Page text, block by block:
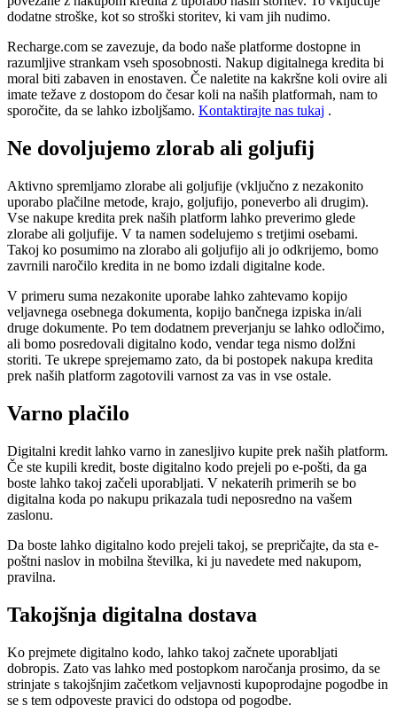
dodatne stroške, kot so stroški storitev, ki vam jih nudimo.
Recharge.com se zavezuje, da bodo naše platforme dostopne in
razumljive strankam vseh sposobnosti. Nakup digitalnega kredita bi
moral biti zabaven in enostaven. Če naletite na kakršne koli ovire ali
imate težave z dostopom do česar koli na naših platformah, nam to
sporočite, da se lahko izboljšamo. Kontaktirajte nas tukaj .
Ne dovoljujemo zlorab ali goljufij
Aktivno spremljamo zlorabe ali goljufije (vključno z nezakonito
uporabo plačilne metode, krajo, goljufijo, poneverbo ali drugim).
Vse nakupe kredita prek naših platform lahko preverimo glede
zlorabe ali goljufije. V ta namen sodelujemo s tretjimi osebami.
Takoj ko posumimo na zlorabo ali goljufijo ali jo odkrijemo, bomo
zavrnili naročilo kredita in ne bomo izdali digitalne kode.
V primeru suma nezakonite uporabe lahko zahtevamo kopijo
veljavnega osebnega dokumenta, kopijo bančnega izpiska in/ali
druge dokumente. Po tem dodatnem preverjanju se lahko odločimo,
ali bomo posredovali digitalno kodo, vendar tega nismo dolžni
storiti. Te ukrepe sprejemamo zato, da bi postopek nakupa kredita
prek naših platform zagotovili varnost za vas in vse ostale.
Varno plačilo
Digitalni kredit lahko varno in zanesljivo kupite prek naših platform.
Če ste kupili kredit, boste digitalno kodo prejeli po e-pošti, da ga
boste lahko takoj začeli uporabljati. V nekaterih primerih se bo
digitalna koda po nakupu prikazala tudi neposredno na vašem
zaslonu.
Da boste lahko digitalno kodo prejeli takoj, se prepričajte, da sta e-
poštni naslov in mobilna številka, ki ju navedete med nakupom,
pravilna.
Takojšnja digitalna dostava
Ko prejmete digitalno kodo, lahko takoj začnete uporabljati
dobropis. Zato vas lahko med postopkom naročanja prosimo, da se
strinjate s takojšnjim začetkom veljavnosti kupoprodajne pogodbe in
se s tem odpoveste pravici do odstopa od pogodbe.